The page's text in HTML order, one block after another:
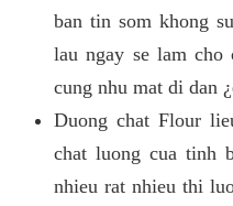
ban tin som khong
lau ngay se lam
cung nhu mat di dan
Duong chat Flour
chat luong cua tinh
nhieu rat nhieu thi